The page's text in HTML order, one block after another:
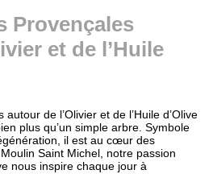
Provençales
et de l’Huile
de l’Olivier et de l’Huile d’Olive
plus qu’un simple arbre. Symbole
il est au cœur des
Saint Michel, notre passion
nous inspire chaque jour à